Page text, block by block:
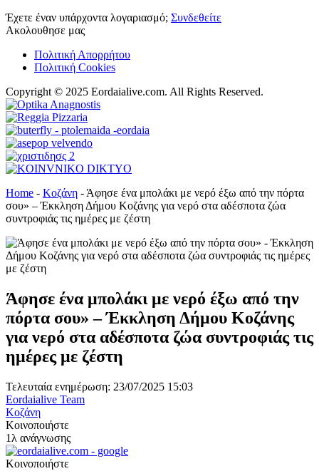
Έχετε έναν υπάρχοντα λογαριασμό; Συνδεθείτε
Ακολουθησε μας
Πολιτική Απορρήτου
Πολιτική Cookies
Copyright © 2025 Eordaialive.com. All Rights Reserved.
Home - Κοζάνη - Άφησε ένα μπολάκι με νερό έξω από την πόρτα
σου» – Έκκληση Δήμου Κοζάνης για νερό στα αδέσποτα ζώα
συντροφιάς τις ημέρες με ζέστη
Άφησε ένα μπολάκι με νερό έξω από την
πόρτα σου» – Έκκληση Δήμου Κοζάνης
για νερό στα αδέσποτα ζώα συντροφιάς τις
ημέρες με ζέστη
Τελευταία ενημέρωση: 23/07/2025 15:03
Eordaialive Team
Κοζάνη
Κοινοποιήστε
1λ ανάγνωσης
Κοινοποιήστε